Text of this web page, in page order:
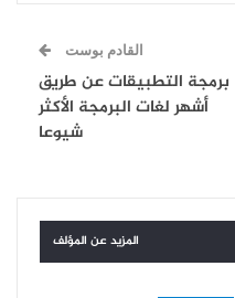
القادم بوست
برمجة التطبيقات عن طريق
أشهر لغات البرمجة الأكثر
شيوعا
المزيد عن المؤلف